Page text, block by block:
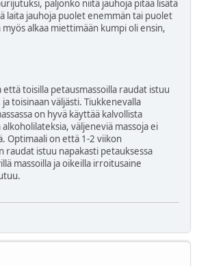
paljonko niitä jauhoja pitää lisätä
laita jauhoja puolet enemmän tai puolet
alkaa miettimään kumpi oli ensin,
toisilla petausmassoilla raudat istuu
toisinaan väljästi. Tiukkenevalla
on hyvä käyttää kalvollista
väljeneviä massoja ei
Optimaali on että 1-2 viikon
raudat istuu napakasti petauksessa
massoilla ja oikeilla irroitusaine